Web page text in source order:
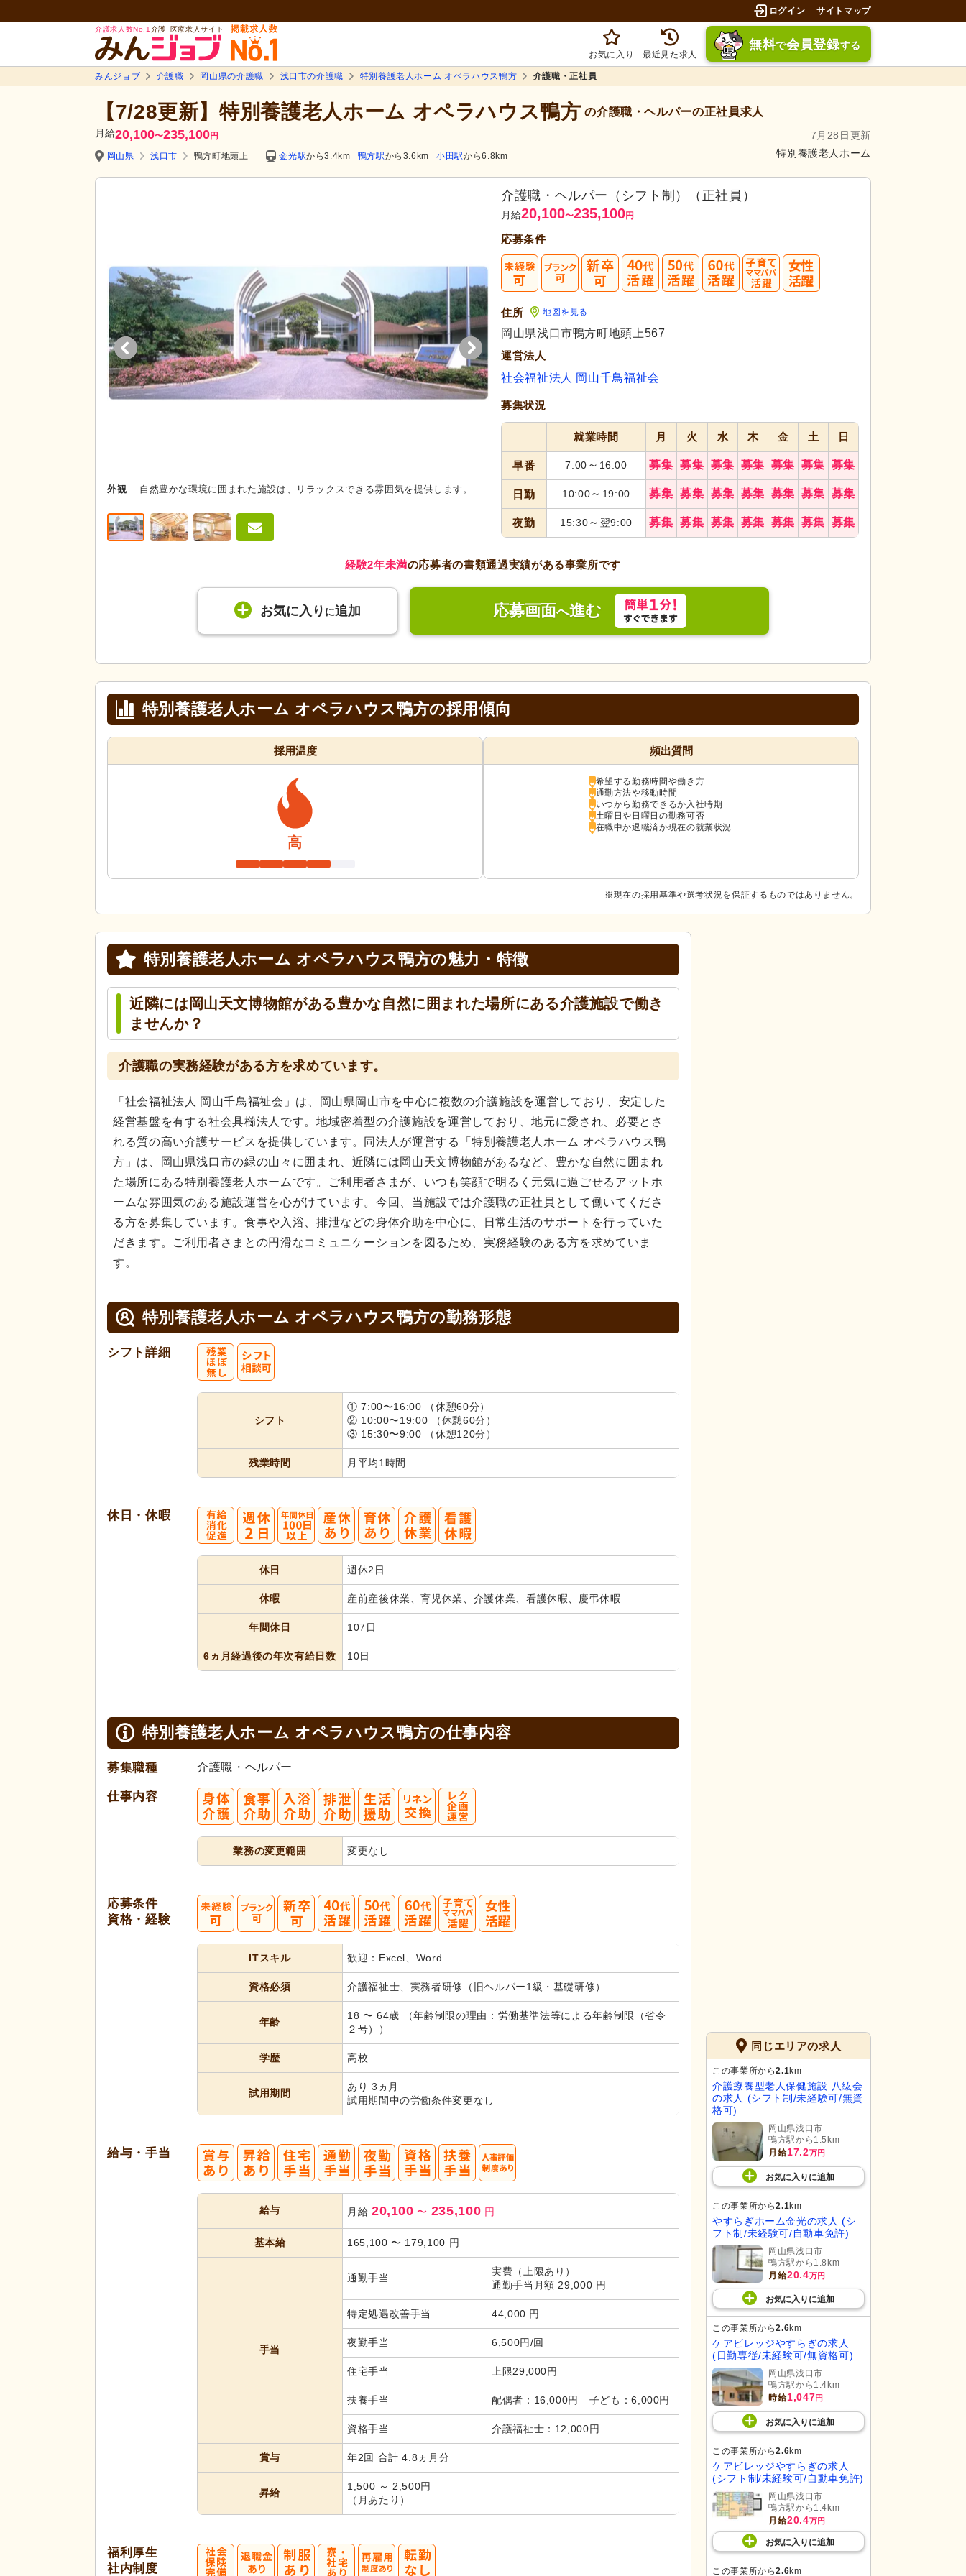
ログイン サイトマップ
介護求人数No.1 介護･医療求人サイト
お気に入り 最近見た求人
無料で会員登録する
みんジョブ 介護職 岡山県の介護職 浅口市の介護職 特別養護老人ホーム オペラハウス鴨方 介護職・正社員
【7/28更新】特別養護老人ホーム オペラハウス鴨方 の介護職・ヘルパーの正社員求人
月給20,100〜235,100円
7月28日更新
特別養護老人ホーム
岡山県 浅口市 鴨方町地頭上 金光駅から3.4km 鴨方駅から3.6km 小田駅から6.8km
外観 自然豊かな環境に囲まれた施設は、リラックスできる雰囲気を提供します。 リビング
広々とした明るいスペースで、車椅子の方にも優しい設計です。自然光が
差し込み、心地よい時間を過ごせます。
介護職・ヘルパー（シフト制）（正社員）
月給20,100〜235,100円
応募条件
住所 地図を見る
岡山県浅口市鴨方町地頭上567
運営法人
社会福祉法人 岡山千鳥福祉会
募集状況
就業時間 月 火 水 木 金 土 日
早番 7:00 ～ 16:00 募集 募集 募集 募集 募集 募集 募集
日勤 10:00～ 19:00 募集 募集 募集 募集 募集 募集 募集
夜勤 15:30～ 翌9:00 募集 募集 募集 募集 募集 募集 募集
経験2年未満の応募者の書類通過実績がある事業所です
お気に入り に追加 応募画面へ進む
特別養護老人ホーム オペラハウス鴨方の採用傾向
採用温度
高
頻出質問
希望する勤務時間や働き方
通勤方法や移動時間
いつから勤務できるか入社時期
土曜日や日曜日の勤務可否
在職中か退職済か現在の就業状況
※現在の採用基準や選考状況を保証するものではありません。
特別養護老人ホーム オペラハウス鴨方の魅力・特徴
近隣には岡山天文博物館がある豊かな自然に囲まれた場所にある介護施設で働き
ませんか？
介護職の実務経験がある方を求めています。
「社会福祉法人 岡山千鳥福祉会」は、岡山県岡山市を中心に複数の介護施設を運営しており、安定した
経営基盤を有する社会具櫛法人です。地域密着型の介護施設を運営しており、地元に愛され、必要とさ
れる質の高い介護サービスを提供しています。同法人が運営する「特別養護老人ホーム オペラハウス鴨
方」は、岡山県浅口市の緑の山々に囲まれ、近隣には岡山天文博物館があるなど、豊かな自然に囲まれ
た場所にある特別養護老人ホームです。ご利用者さまが、いつも笑顔で明るく元気に過ごせるアットホ
ームな雰囲気のある施設運営を心がけています。今回、当施設では介護職の正社員として働いてくださ
る方を募集しています。食事や入浴、排泄などの身体介助を中心に、日常生活のサポートを行っていた
だきます。ご利用者さまとの円滑なコミュニケーションを図るため、実務経験のある方を求めていま
す。
特別養護老人ホーム オペラハウス鴨方の勤務形態
シフト詳細
シフト
① 7:00〜16:00 （休憩60分）
② 10:00〜19:00 （休憩60分）
③ 15:30〜9:00 （休憩120分）
残業時間 月平均1時間
休日・休暇
休日 週休2日
休暇 産前産後休業、育児休業、介護休業、看護休暇、慶弔休暇
年間休日 107日
6ヵ月経過後の年次有給日数 10日
特別養護老人ホーム オペラハウス鴨方の仕事内容
募集職種 介護職・ヘルパー
仕事内容
業務の変更範囲 変更なし
応募条件
資格・経験
ITスキル 歓迎：Excel、Word
資格必須 介護福祉士、実務者研修（旧ヘルパー1級・基礎研修）
年齢
18 〜 64歳 （年齢制限の理由：労働基準法等による年齢制限（省令
２号））
学歴 高校
試用期間
あり 3ヵ月
試用期間中の労働条件変更なし
給与・手当
給与 月給 20,100 〜 235,100 円
基本給 165,100 〜 179,100 円
手当
通勤手当
実費（上限あり）
通勤手当月額 29,000 円
特定処遇改善手当 44,000 円
夜勤手当 6,500円/回
住宅手当 上限29,000円
扶養手当 配偶者：16,000円 子ども：6,000円
資格手当 介護福祉士：12,000円
賞与 年2回 合計 4.8ヵ月分
昇給
1,500 ～ 2,500円
（月あたり）
福利厚生
社内制度
同じエリアの求人
この事業所から2.1km
介護療養型老人保健施設 八紘会
の求人 (シフト制/未経験可/無資
格可)
岡山県浅口市
鴨方駅から1.5km
月給17.2万円
お気に入り に追加
この事業所から2.1km
やすらぎホーム金光の求人 (シ
フト制/未経験可/自動車免許)
岡山県浅口市
鴨方駅から1.8km
月給20.4万円
お気に入り に追加
この事業所から2.6km
ケアビレッジやすらぎの求人
(日勤専従/未経験可/無資格可)
岡山県浅口市
鴨方駅から1.4km
時給1,047円
お気に入り に追加
この事業所から2.6km
ケアビレッジやすらぎの求人
(シフト制/未経験可/自動車免許)
岡山県浅口市
鴨方駅から1.4km
月給20.4万円
お気に入り に追加
この事業所から2.6km